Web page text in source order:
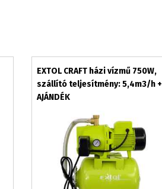
EXTOL CRAFT házi vízmű 750W,
szállító teljesítmény: 5,4m3/h +
AJÁNDÉK